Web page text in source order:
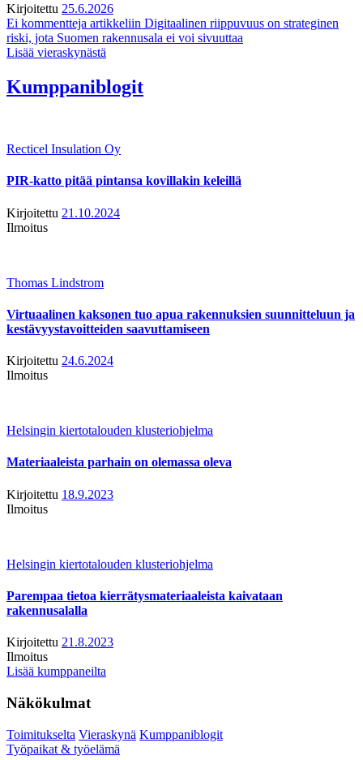
Kirjoitettu 25.6.2026
Ei kommentteja artikkeliin Digitaalinen riippuvuus on strateginen
riski, jota Suomen rakennusala ei voi sivuuttaa
Lisää vieraskynästä
Kumppaniblogit
Recticel Insulation Oy
PIR-katto pitää pintansa kovillakin keleillä
Kirjoitettu 21.10.2024
Ilmoitus
Thomas Lindstrom
Virtuaalinen kaksonen tuo apua rakennuksien suunnitteluun ja
kestävyystavoitteiden saavuttamiseen
Kirjoitettu 24.6.2024
Ilmoitus
Helsingin kiertotalouden klusteriohjelma
Materiaaleista parhain on olemassa oleva
Kirjoitettu 18.9.2023
Ilmoitus
Helsingin kiertotalouden klusteriohjelma
Parempaa tietoa kierrätysmateriaaleista kaivataan
rakennusalalla
Kirjoitettu 21.8.2023
Ilmoitus
Lisää kumppaneilta
Näkökulmat
Toimitukselta Vieraskynä Kumppaniblogit
Työpaikat & työelämä